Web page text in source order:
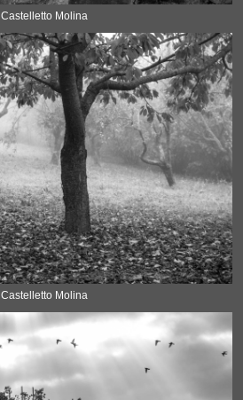
Castelletto Molina
Castelletto Molina